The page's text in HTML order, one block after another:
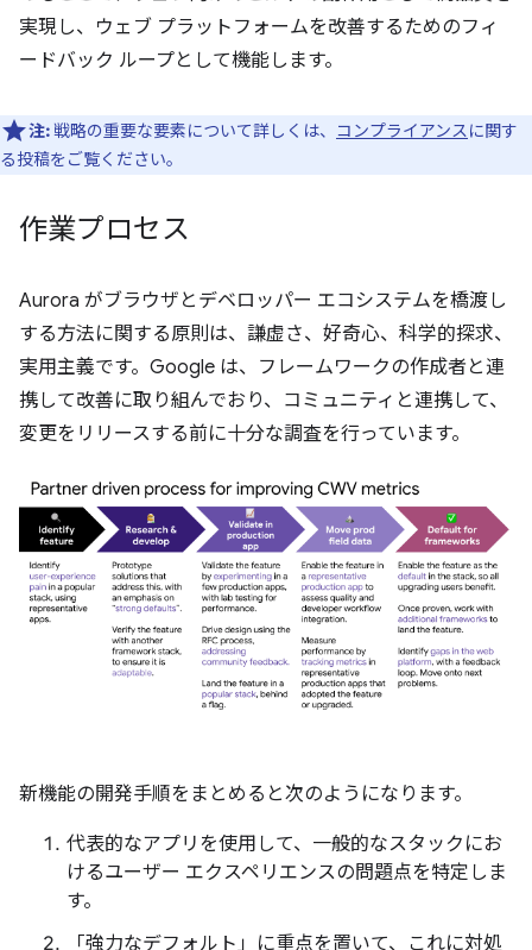
実現し、ウェブ プラットフォームを改善するためのフィ
ードバック ループとして機能します。
注:戦略の重要な要素について詳しくは、 コンプライアンスに関す
る投稿をご覧ください。
作業プロセス
Aurora がブラウザとデベロッパー エコシステムを橋渡し
する方法に関する原則は、謙虚さ、好奇心、科学的探求、
実用主義です。Google は、フレームワークの作成者と連
携して改善に取り組んでおり、コミュニティと連携して、
変更をリリースする前に十分な調査を行っています。
新機能の開発手順をまとめると次のようになります。
代表的なアプリを使用して、一般的なスタックにお
けるユーザー エクスペリエンスの問題点を特定しま
す。
「強力なデフォルト」に重点を置いて、これに対処